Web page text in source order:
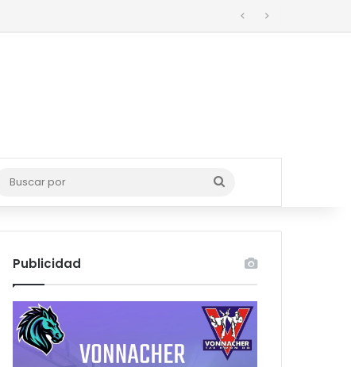
Buscar
por
Publicidad